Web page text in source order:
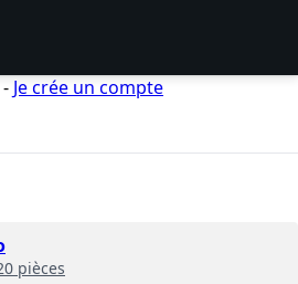
Je crée un compte
pièces